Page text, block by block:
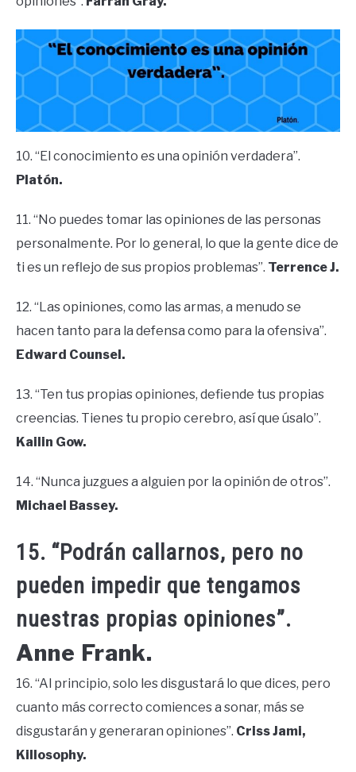
10. “El conocimiento es una opinión verdadera”.
Platón.
11. “No puedes tomar las opiniones de las personas
personalmente. Por lo general, lo que la gente dice de
ti es un reflejo de sus propios problemas”. Terrence J.
12. “Las opiniones, como las armas, a menudo se
hacen tanto para la defensa como para la ofensiva”.
Edward Counsel.
13. “Ten tus propias opiniones, defiende tus propias
creencias. Tienes tu propio cerebro, así que úsalo”.
Kailin Gow.
14. “Nunca juzgues a alguien por la opinión de otros”.
Michael Bassey.
15. “Podrán callarnos, pero no
pueden impedir que tengamos
nuestras propias opiniones”.
Anne Frank.
16. “Al principio, solo les disgustará lo que dices, pero
cuanto más correcto comiences a sonar, más se
disgustarán y generaran opiniones”. Criss Jami,
Killosophy.